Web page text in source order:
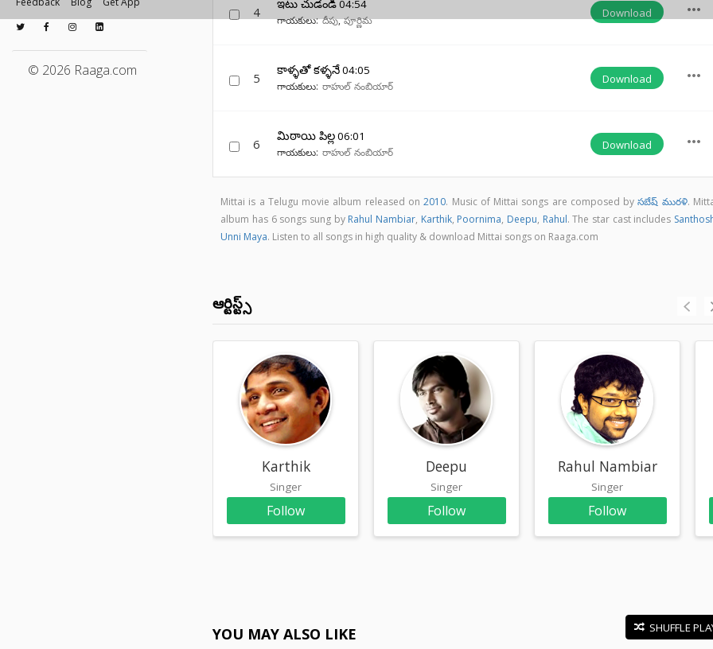
© 2026 Raaga.com
4
ఇటు చుడండి04:54
గాయకులు:దీపు,పూర్ణిమ
Download more_horiz
5
కాళ్ళతో కళ్ళనే04:05
గాయకులు: రాహుల్ నంబియార్
Download more_horiz
6
మిఠాయి పిల్ల06:01
గాయకులు: రాహుల్ నంబియార్
Download more_horiz
Mittai is a Telugu movie album released on2010. Music of Mittai songs are composed byసబేష్ మురళి.
album has 6 songs sung by Rahul Nambiar, Karthik, Poornima, Deepu, Rahul. The star cast includes
Unni Maya. Listen to all songs in high quality & download Mittai songs on Raaga.com
ఆర్టిస్ట్స్
Karthik
Singer
Follow
Deepu
Singer
Follow
Rahul Nambiar
Singer
Follow
YOU MAY ALSO LIKE SHUFFLE